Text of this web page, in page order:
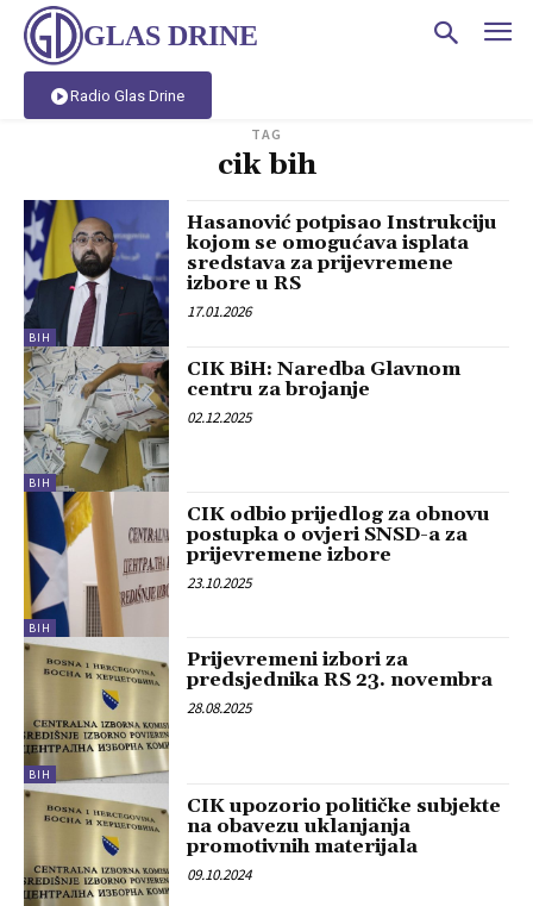
GLAS DRINE
Radio Glas Drine
TAG
cik bih
BIH
Hasanović potpisao Instrukciju
kojom se omogućava isplata
sredstava za prijevremene
izbore u RS
17.01.2026
BIH
CIK BiH: Naredba Glavnom
centru za brojanje
02.12.2025
BIH
CIK odbio prijedlog za obnovu
postupka o ovjeri SNSD-a za
prijevremene izbore
23.10.2025
BIH
Prijevremeni izbori za
predsjednika RS 23. novembra
28.08.2025
CIK upozorio političke subjekte
na obavezu uklanjanja
promotivnih materijala
09.10.2024